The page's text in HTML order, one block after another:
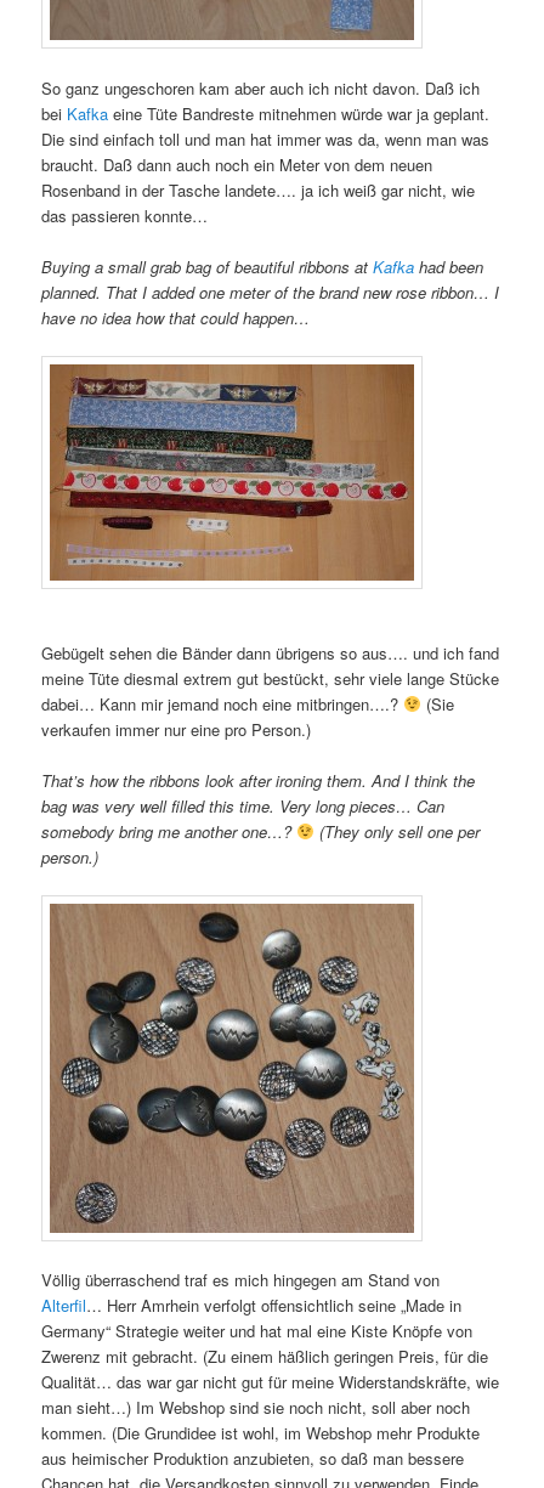
So ganz ungeschoren kam aber auch ich nicht davon. Daß ich
bei Kafka eine Tüte Bandreste mitnehmen würde war ja geplant.
Die sind einfach toll und man hat immer was da, wenn man was
braucht. Daß dann auch noch ein Meter von dem neuen
Rosenband in der Tasche landete…. ja ich weiß gar nicht, wie
das passieren konnte…
Buying a small grab bag of beautiful ribbons atKafka had been
planned. That I added one meter of the brand new rose ribbon… I
have no idea how that could happen…
Gebügelt sehen die Bänder dann übrigens so aus…. und ich fand
meine Tüte diesmal extrem gut bestückt, sehr viele lange Stücke
dabei… Kann mir jemand noch eine mitbringen….?
(Sie
verkaufen immer nur eine pro Person.)
That’s how the ribbons look after ironing them. And I think the
bag was very well filled this time. Very long pieces… Can
somebody bring me another one…?
(They only sell one per
person.)
Völlig überraschend traf es mich hingegen am Stand von
Alterfil… Herr Amrhein verfolgt offensichtlich seine „Made in
Germany“ Strategie weiter und hat mal eine Kiste Knöpfe von
Zwerenz mit gebracht. (Zu einem häßlich geringen Preis, für die
Qualität… das war gar nicht gut für meine Widerstandskräfte, wie
man sieht…) Im Webshop sind sie noch nicht, soll aber noch
kommen. (Die Grundidee ist wohl, im Webshop mehr Produkte
aus heimischer Produktion anzubieten, so daß man bessere